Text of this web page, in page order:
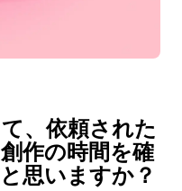
、依頼された
作の時間を確
思いますか？